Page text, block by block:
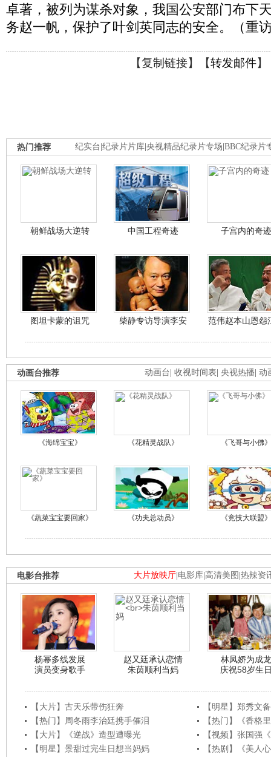
卓著，被列为谋杀对象，我国公安部门布下
务赵一帆，保护了叶剑英同志的安全。（重
【复制链接】【转发邮件】
纪实台 纪录片片库 央视精品纪录片专场 BBC纪录片
热门推荐
朝鲜战场大逆转 中国工程奇迹 子宫内的奇迹
图坦卡蒙的诅咒 柴静专访导演李安 范伟赵本山恩怨
动画台 收视时间表 央视热播 动
动画台推荐
《海绵宝宝》 《花精灵战队》 《飞哥与小佛》
《蔬菜宝宝要回家》 《功夫总动员》 《竞技大联盟》
大片放映厅 电影库 高清美图 热辣资
电影台推荐
杨幂多线发展
演员变身歌手
赵又廷承认恋情
朱茵顺利当妈
林凤娇为成龙
庆祝58岁生
【大片】古天乐带伤狂奔
【明星】郑秀文
【热门】周冬雨李治廷携手催泪
【热门】《香格
【大片】《逆战》造型遭曝光
【视频】张国强
【明星】景甜过完生日想当妈妈
【热剧】《美人